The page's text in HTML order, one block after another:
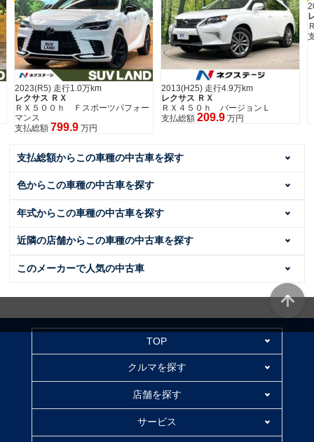
2023(R5) 走行1.0万km
レクサス ＲＸ
ＲＸ５００ｈ Ｆスポーツパフォー
マンス
支払総額 799.9 万円
2013(H25) 走行4.9万km
レクサス ＲＸ
ＲＸ４５０ｈ バージョンＬ
支払総額 209.9 万円
支払総額からこの車種の中古車を探す
色からこの車種の中古車を探す
年式からこの車種の中古車を探す
近隣の店舗からこの車種の中古車を探す
このメーカーで人気の中古車
TOP
クルマを探す
店舗を探す
サービス